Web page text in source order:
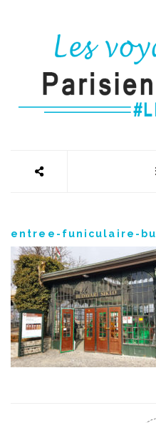
entree-funiculaire-